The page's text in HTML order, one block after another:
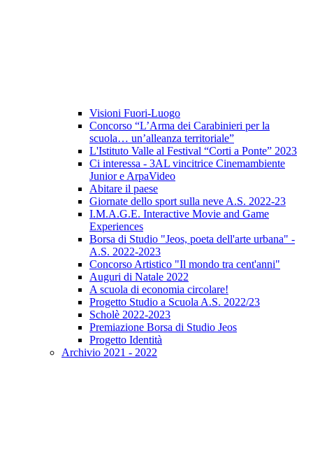
Visioni Fuori-Luogo
Concorso “L’Arma dei Carabinieri per la
scuola… un’alleanza territoriale”
L'Istituto Valle al Festival “Corti a Ponte” 2023
Ci interessa - 3AL vincitrice Cinemambiente
Junior e ArpaVideo
Abitare il paese
Giornate dello sport sulla neve A.S. 2022-23
I.M.A.G.E. Interactive Movie and Game
Experiences
Borsa di Studio "Jeos, poeta dell'arte urbana" -
A.S. 2022-2023
Concorso Artistico "Il mondo tra cent'anni"
Auguri di Natale 2022
A scuola di economia circolare!
Progetto Studio a Scuola A.S. 2022/23
Scholè 2022-2023
Premiazione Borsa di Studio Jeos
Progetto Identità
Archivio 2021 - 2022